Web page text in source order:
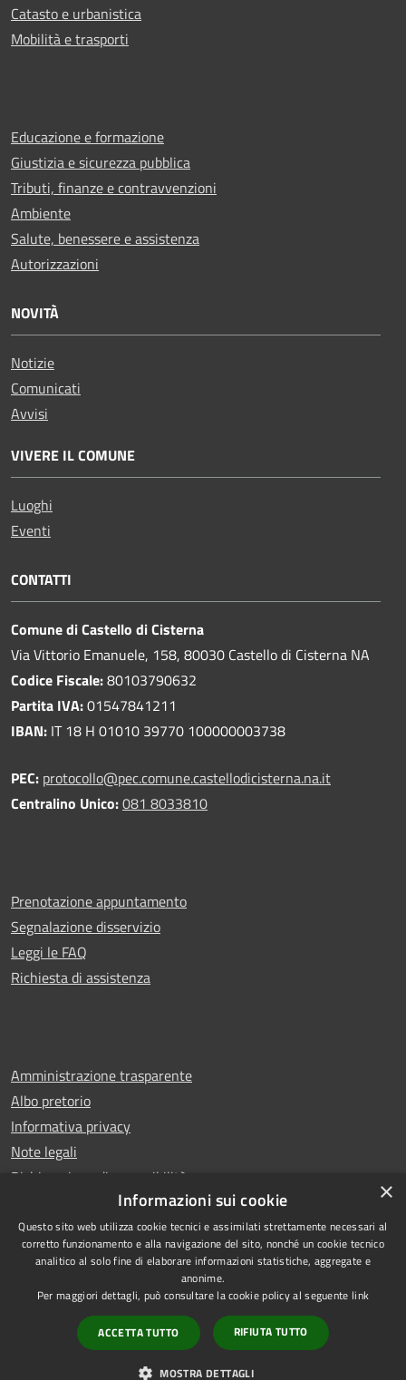
Catasto e urbanistica
Mobilità e trasporti
Educazione e formazione
Giustizia e sicurezza pubblica
Tributi, finanze e contravvenzioni
Ambiente
Salute, benessere e assistenza
Autorizzazioni
NOVITÀ
Notizie
Comunicati
Avvisi
VIVERE IL COMUNE
Luoghi
Eventi
CONTATTI
Comune di Castello di Cisterna
Via Vittorio Emanuele, 158, 80030 Castello di Cisterna NA
Codice Fiscale:80103790632
Partita IVA:01547841211
IBAN: IT 18 H 01010 39770 100000003738
PEC: protocollo@pec.comune.castellodicisterna.na.it
Centralino Unico:081 8033810
Prenotazione appuntamento
Segnalazione disservizio
Leggi le FAQ
Richiesta di assistenza
Amministrazione trasparente
Albo pretorio
Informativa privacy
Note legali
Dichiarazione di accessibilità
RSS
Accessibilità
Copyright © 2026 • Comune di
Castello di Cisterna • Powered
byMunicipium•
redazione
×
Informazioni sui cookie
Questo sito web utilizza cookie tecnici e assimilati strettamente necessari al
corretto funzionamento e alla navigazione del sito, nonché un cookie tecnico
analitico al solo fine di elaborare informazioni statistiche, aggregate e
anonime.
Per maggiori dettagli, può consultare la cookie policy al seguente link
ACCETTA TUTTO RIFIUTA TUTTO
MOSTRA DETTAGLI